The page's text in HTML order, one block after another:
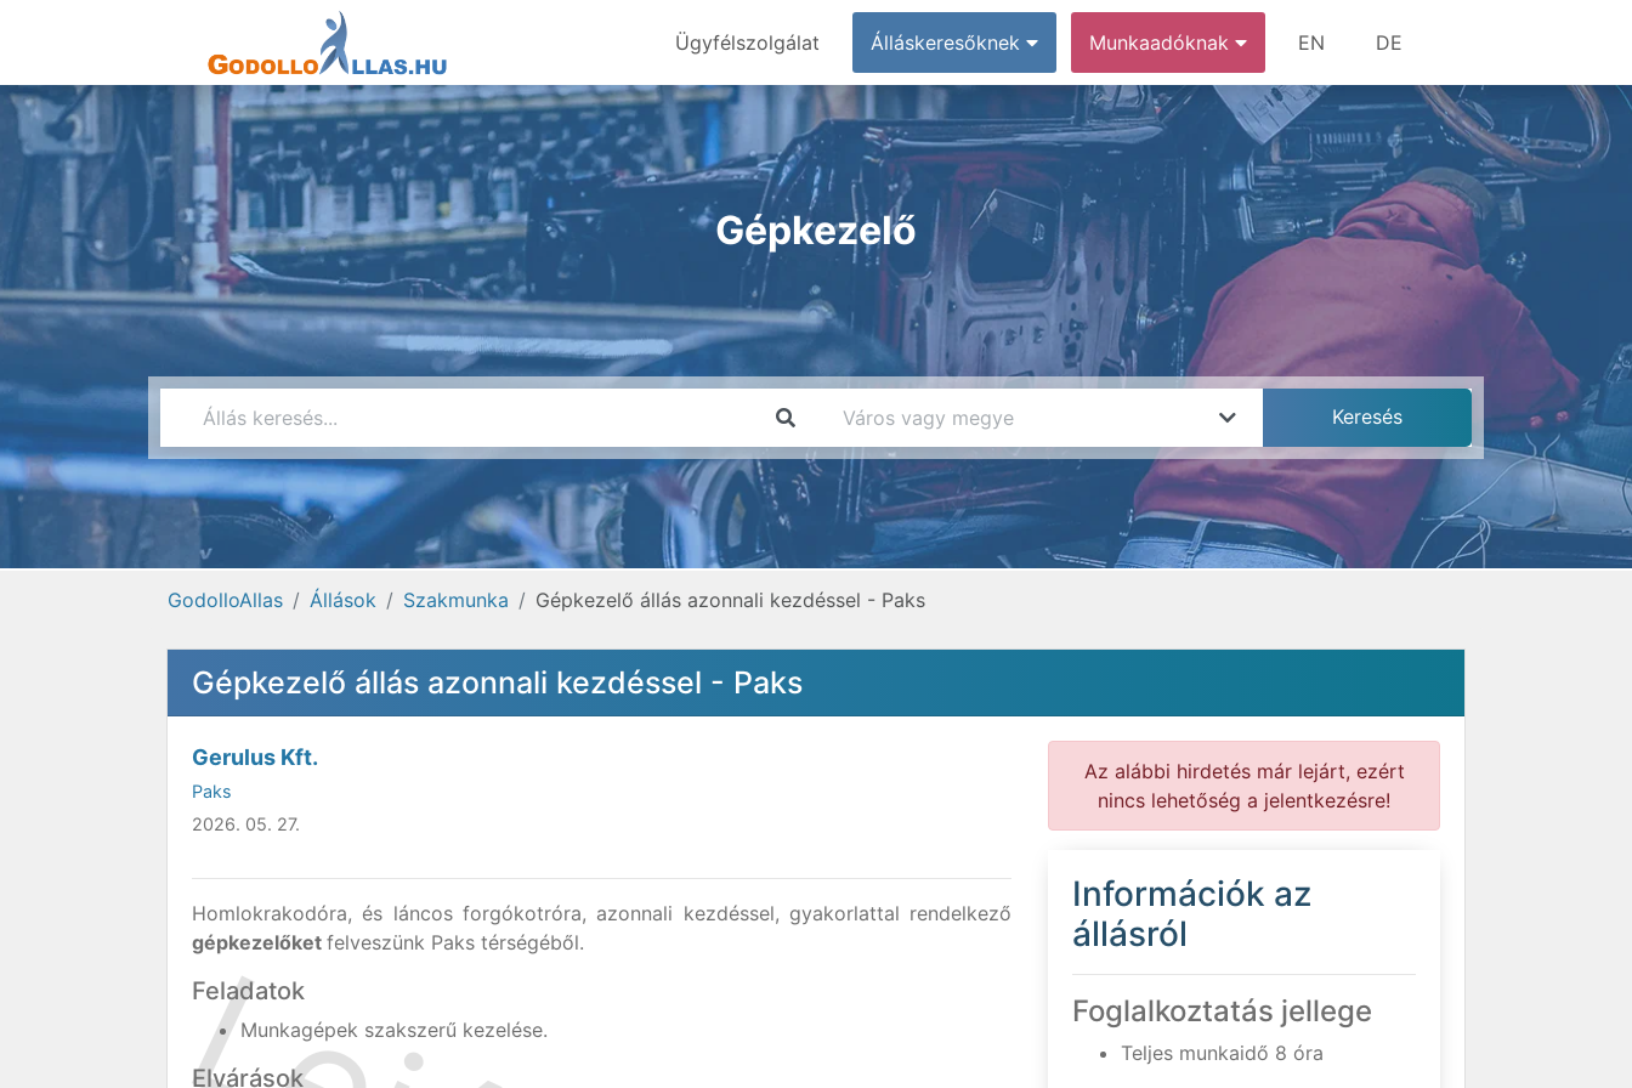
Ügyfélszolgálat Álláskeresőknek Munkaadóknak EN DE
Gépkezelő
GodolloAllas Állások Szakmunka Gépkezelő állás azonnali kezdéssel - Paks
Gépkezelő állás azonnali kezdéssel - Paks
Gerulus Kft.
Paks
2026. 05. 27.
Homlokrakodóra, és láncos forgókotróra, azonnali kezdéssel, gyakorlattal rendelkező
gépkezelőket felveszünk Paks térségéből.
Feladatok
Munkagépek szakszerű kezelése.
Elvárások
Az alábbi hirdetés már lejárt, ezért
nincs lehetőség a jelentkezésre!
Információk az
állásról
Foglalkoztatás jellege
Teljes munkaidő 8 óra